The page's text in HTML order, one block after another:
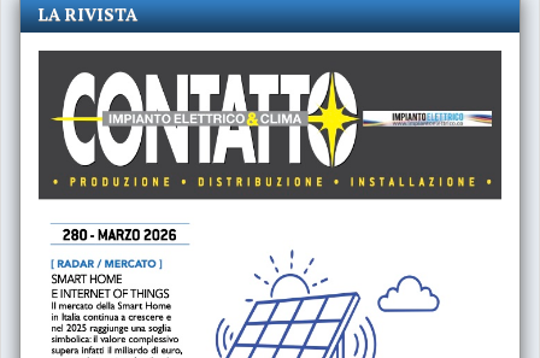
LA RIVISTA